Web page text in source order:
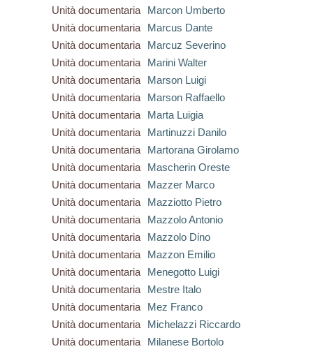
Unità documentaria
Marcon Umberto
Unità documentaria
Marcus Dante
Unità documentaria
Marcuz Severino
Unità documentaria
Marini Walter
Unità documentaria
Marson Luigi
Unità documentaria
Marson Raffaello
Unità documentaria
Marta Luigia
Unità documentaria
Martinuzzi Danilo
Unità documentaria
Martorana Girolamo
Unità documentaria
Mascherin Oreste
Unità documentaria
Mazzer Marco
Unità documentaria
Mazziotto Pietro
Unità documentaria
Mazzolo Antonio
Unità documentaria
Mazzolo Dino
Unità documentaria
Mazzon Emilio
Unità documentaria
Menegotto Luigi
Unità documentaria
Mestre Italo
Unità documentaria
Mez Franco
Unità documentaria
Michelazzi Riccardo
Unità documentaria
Milanese Bortolo